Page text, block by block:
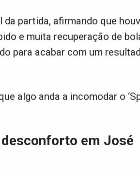
partida, afirmando que
e muita recuperação de
para acabar com um
algo anda a incomodar o
em José